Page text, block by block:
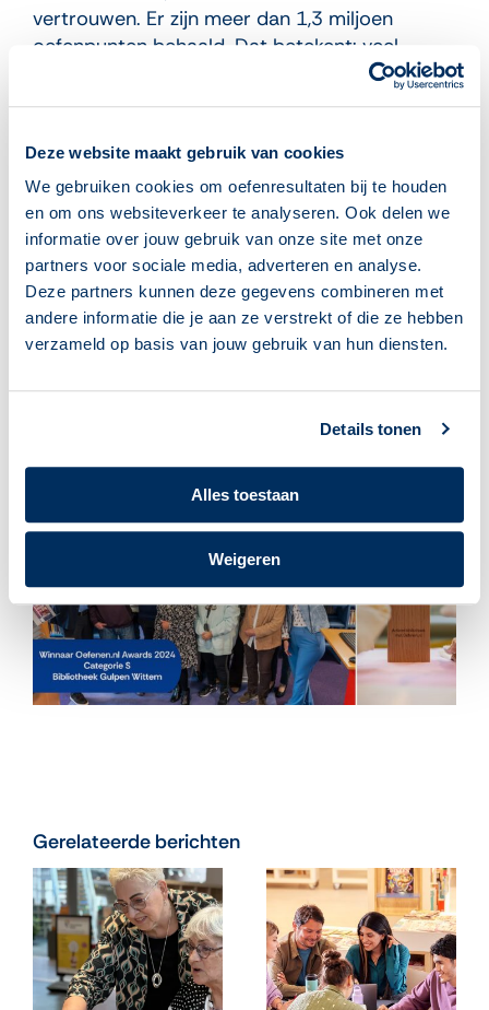
Deze website maakt gebruik van cookies
We gebruiken cookies om oefenresultaten bij te houden
en om ons websiteverkeer te analyseren. Ook delen we
informatie over jouw gebruik van onze site met onze
partners voor sociale media, adverteren en analyse.
Deze partners kunnen deze gegevens combineren met
andere informatie die je aan ze verstrekt of die ze hebben
verzameld op basis van jouw gebruik van hun diensten.
Details tonen
Alles toestaan
Weigeren
vertrouwen. Er zijn meer dan 1,3 miljoen
oefenpunten behaald. Dat betekent: veel
vlieguren, veel zelfvertrouwen en vooral
mensen die zelf stappen durven te zetten. En
Gefeliciteerd Bibliotheek Gulpen Wittem –
jullie inzet inspireert! Dank aan Iris
Hukkelhoven, William Lecoeur en alle
vrijwilligers voor de vrolijke middag.
Dank Jari Bak voor de mooie foto’s.
Bibliotheek Gulpen Wittem is de laatste
winnaar van de Oefenen.nl Award dit jaar. In
uit. Dus maak veel oefenkilometers… wie weet
staan we volgend jaar bij jouw bibliotheek op
Gerelateerde berichten